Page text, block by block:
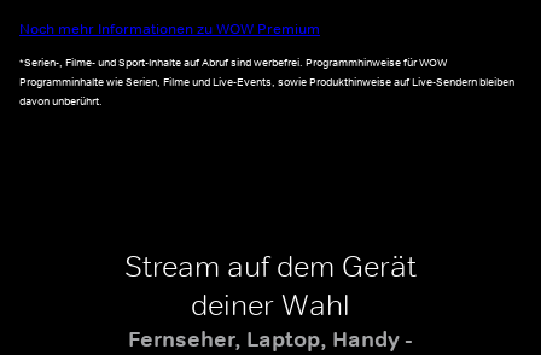
Noch mehr Informationen zu WOW Premium
*Serien-, Filme- und Sport-Inhalte auf Abruf sind werbefrei. Programmhinweise für WOW
Programminhalte wie Serien, Filme und Live-Events, sowie Produkthinweise auf Live-Sendern bleiben
davon unberührt.
Stream auf dem Gerät
deiner Wahl
Fernseher, Laptop, Handy -